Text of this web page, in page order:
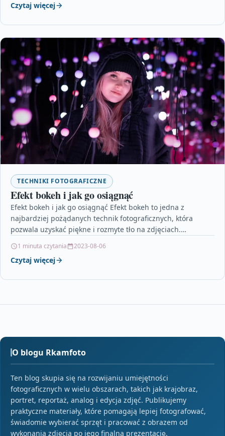
Czytaj więcej
TECHNIKI FOTOGRAFICZNE
Efekt bokeh i jak go osiągnąć
Efekt bokeh i jak go osiągnąć Efekt bokeh to jedna z
najbardziej pożądanych technik fotograficznych, która
pozwala uzyskać piękne i rozmyte tło na zdjęciach.…
1 minuta czytania 2023-08-06
Czytaj więcej
O blogu Rkamfoto
Ten blog skupia się na rozwijaniu umiejętności
fotograficznych w wielu obszarach, takich jak krajobraz,
portret, reportaż, analog i edycja zdjęć. Publikujemy
praktyczne materiały, które pomagają lepiej fotografować,
świadomie wybierać sprzęt i pracować z obrazem od
wykonania zdjęcia po jego finalną prezentację.